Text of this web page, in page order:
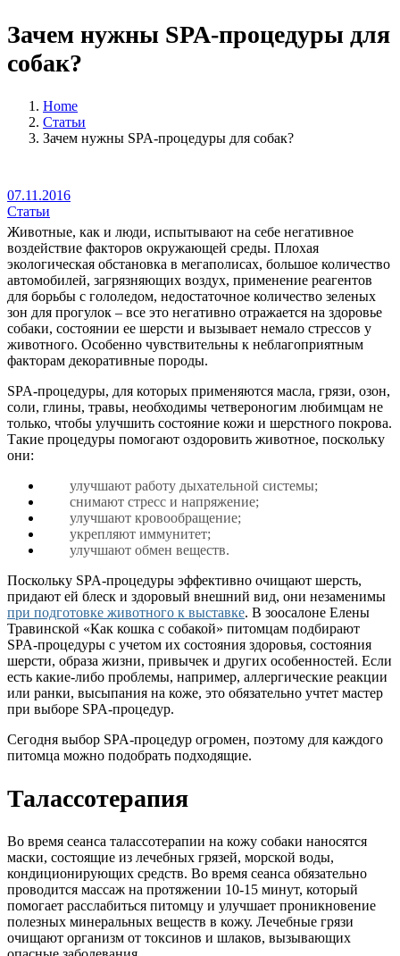
Зачем нужны SPA-процедуры для
собак?
Home
Статьи
Зачем нужны SPA-процедуры для собак?
07.11.2016
Статьи
Животные, как и люди, испытывают на себе негативное
воздействие факторов окружающей среды. Плохая
экологическая обстановка в мегаполисах, большое количество
автомобилей, загрязняющих воздух, применение реагентов
для борьбы с гололедом, недостаточное количество зеленых
зон для прогулок – все это негативно отражается на здоровье
собаки, состоянии ее шерсти и вызывает немало стрессов у
животного. Особенно чувствительны к неблагоприятным
факторам декоративные породы.
SPA-процедуры, для которых применяются масла, грязи, озон,
соли, глины, травы, необходимы четвероногим любимцам не
только, чтобы улучшить состояние кожи и шерстного покрова.
Такие процедуры помогают оздоровить животное, поскольку
они:
улучшают работу дыхательной системы;
снимают стресс и напряжение;
улучшают кровообращение;
укрепляют иммунитет;
улучшают обмен веществ.
Поскольку SPA-процедуры эффективно очищают шерсть,
придают ей блеск и здоровый внешний вид, они незаменимы
при подготовке животного к выставке. В зоосалоне Елены
Травинской «Как кошка с собакой» питомцам подбирают
SPA-процедуры с учетом их состояния здоровья, состояния
шерсти, образа жизни, привычек и других особенностей. Если
есть какие-либо проблемы, например, аллергические реакции
или ранки, высыпания на коже, это обязательно учтет мастер
при выборе SPA-процедур.
Сегодня выбор SPA-процедур огромен, поэтому для каждого
питомца можно подобрать подходящие.
Талассотерапия
Во время сеанса талассотерапии на кожу собаки наносятся
маски, состоящие из лечебных грязей, морской воды,
кондиционирующих средств. Во время сеанса обязательно
проводится массаж на протяжении 10-15 минут, который
помогает расслабиться питомцу и улучшает проникновение
полезных минеральных веществ в кожу. Лечебные грязи
очищают организм от токсинов и шлаков, вызывающих